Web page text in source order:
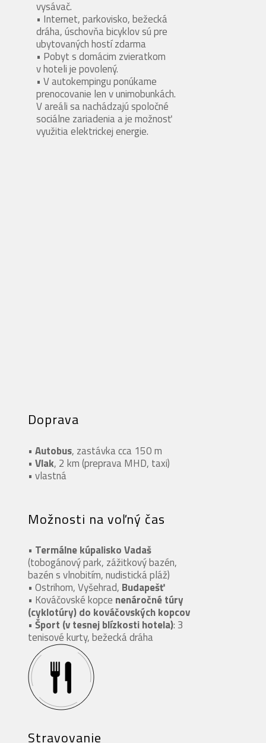
vysávač.
• Internet, parkovisko, bežecká
dráha, úschovňa bicyklov sú pre
ubytovaných hostí zdarma
• Pobyt s domácim zvieratkom
v hoteli je povolený.
• V autokempingu ponúkame
prenocovanie len v unimobunkách.
V areáli sa nachádzajú spoločné
sociálne zariadenia a je možnosť
využitia elektrickej energie.
Doprava
• Autobus, zastávka cca 150 m
• Vlak, 2 km (preprava MHD, taxi)
• vlastná
Možnosti na voľný čas
• Termálne kúpalisko Vadaš
(tobogánový park, zážitkový bazén,
bazén s vlnobitím, nudistická pláž)
• Ostrihom, Vyšehrad, Budapešť
• Kováčovské kopce nenáročné túry
(cyklotúry) do kováčovských kopcov
• Šport (v tesnej blízkosti hotela): 3
tenisové kurty, bežecká dráha
Stravovanie